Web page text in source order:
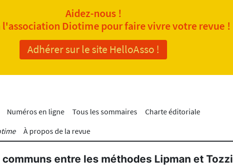
Aidez-nous !
l'association Diotime pour faire vivre votre revue !
Adhérer sur le site HelloAsso !
Numéros en ligne Tous les sommaires
Charte éditoriale
À propos de la revue
entre les méthodes Lipman et Tozzi